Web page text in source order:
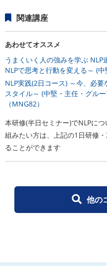
関連講座
あわせてオススメ
うまくいく人の強みを学ぶ
NLPで思考と行動を変える～ (
NLP実践(2日コース) ～今、必
スタイル～ (中堅・主任・グル
（MNG82）
本研修(半日セミナー)でNLPに
組みたい方は、上記の1日研修
ることができます
他の